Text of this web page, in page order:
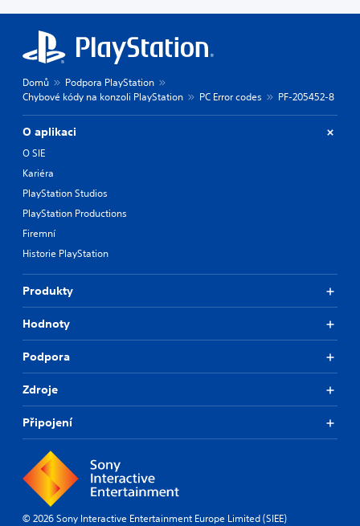
Domů
Podpora PlayStation
Chybové kódy na konzoli PlayStation
PC Error codes PF-205452-8
O aplikaci
O SIE
Kariéra
PlayStation Studios
PlayStation Productions
Firemní
Historie PlayStation
Produkty
Hodnoty
Podpora
Zdroje
Připojení
© 2026 Sony Interactive Entertainment Europe Limited (SIEE)